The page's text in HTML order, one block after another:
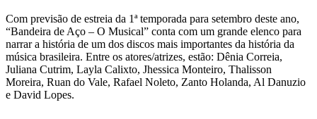
Com previsão de estreia da 1ª temporada para setembro deste ano,
“Bandeira de Aço – O Musical” conta com um grande elenco para
narrar a história de um dos discos mais importantes da história da
música brasileira. Entre os atores/atrizes, estão: Dênia Correia,
Juliana Cutrim, Layla Calixto, Jhessica Monteiro, Thalisson
Moreira, Ruan do Vale, Rafael Noleto, Zanto Holanda, Al Danuzio
e David Lopes.